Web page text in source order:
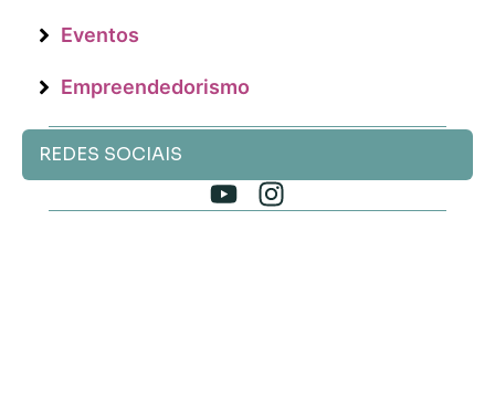
Eventos
Empreendedorismo
REDES SOCIAIS